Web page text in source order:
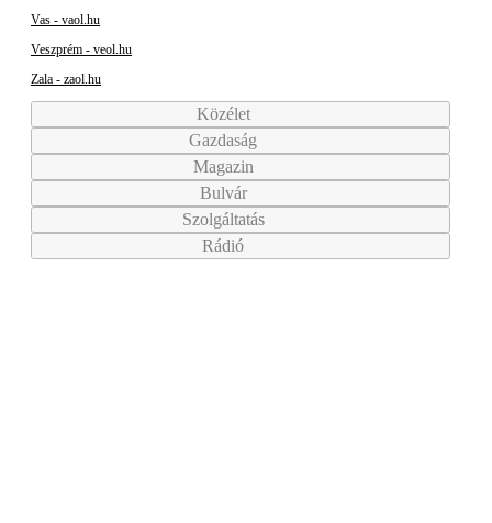
Vas - vaol.hu
Veszprém - veol.hu
Zala - zaol.hu
Közélet
Gazdaság
Magazin
Bulvár
Szolgáltatás
Rádió